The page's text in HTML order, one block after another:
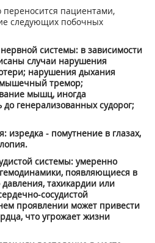
пациентами,
следующих побочных
системы: в зависимости
случаи нарушения
нарушения дыхания
мышечный тремор;
мышц, иногда
генерализованных судорог;
изредка - помутнение в глазах,
системы: умеренно
появляющиеся в
тахикардии или
сосудистой
проявлении может привести
что угрожает жизни